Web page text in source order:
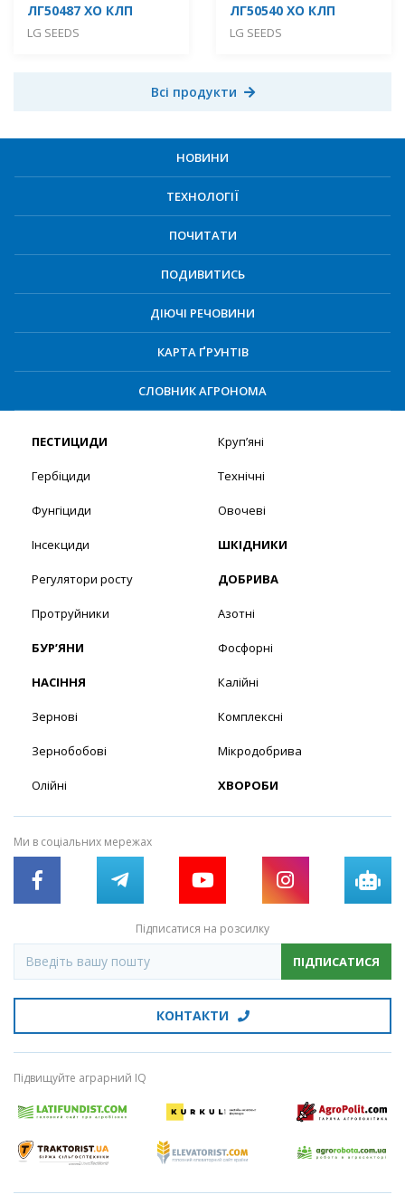
ЛГ50487 ХО КЛП
LG SEEDS
ЛГ50540 ХО КЛП
LG SEEDS
Всі продукти
НОВИНИ
ТЕХНОЛОГІЇ
ПОЧИТАТИ
ПОДИВИТИСЬ
ДІЮЧІ РЕЧОВИНИ
КАРТА ҐРУНТІВ
СЛОВНИК АГРОНОМА
ПЕСТИЦИДИ
Гербіциди
Фунгіциди
Інсекциди
Регулятори росту
Протруйники
БУР’ЯНИ
НАСІННЯ
Зернові
Зернобобові
Олійні
Круп’яні
Технічні
Овочеві
ШКІДНИКИ
ДОБРИВА
Азотні
Фосфорні
Калійні
Комплексні
Мікродобрива
ХВОРОБИ
Ми в соціальних мережах
Підписатися на розсилку
ПІДПИСАТИСЯ
КОНТАКТИ
Підвищуйте аграрний IQ